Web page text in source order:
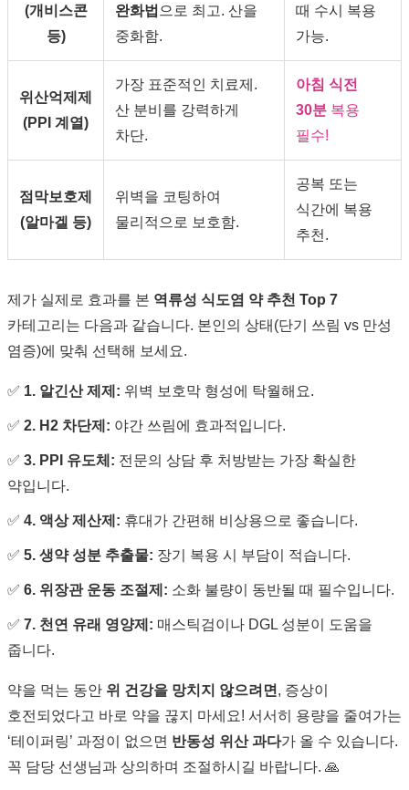
(개비스콘
등)
완화법 으로 최고. 산을
중화함.
때 수시 복용
가능.
위산억제제
(PPI 계열)
가장 표준적인 치료제.
산 분비를 강력하게
차단.
아침 식전
30분 복용
필수!
점막보호제
(알마겔 등)
위벽을 코팅하여
물리적으로 보호함.
공복 또는
식간에 복용
추천.
제가 실제로 효과를 본 역류성 식도염 약 추천 Top 7
카테고리는 다음과 같습니다. 본인의 상태(단기 쓰림 vs 만성
염증)에 맞춰 선택해 보세요.
✅ 1. 알긴산 제제: 위벽 보호막 형성에 탁월해요.
✅ 2. H2 차단제: 야간 쓰림에 효과적입니다.
✅ 3. PPI 유도체: 전문의 상담 후 처방받는 가장 확실한
약입니다.
✅ 4. 액상 제산제: 휴대가 간편해 비상용으로 좋습니다.
✅ 5. 생약 성분 추출물: 장기 복용 시 부담이 적습니다.
✅ 6. 위장관 운동 조절제: 소화 불량이 동반될 때 필수입니다.
✅ 7. 천연 유래 영양제: 매스틱검이나 DGL 성분이 도움을
줍니다.
약을 먹는 동안 위 건강을 망치지 않으려면 , 증상이
호전되었다고 바로 약을 끊지 마세요! 서서히 용량을 줄여가는
‘테이퍼링’ 과정이 없으면 반동성 위산 과다가 올 수 있습니다.
꼭 담당 선생님과 상의하며 조절하시길 바랍니다. 🙏